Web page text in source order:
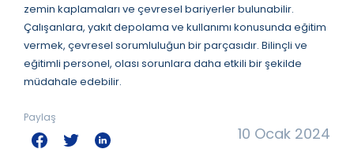
zemin kaplamaları ve çevresel bariyerler bulunabilir.
Çalışanlara, yakıt depolama ve kullanımı konusunda eğitim
vermek, çevresel sorumluluğun bir parçasıdır. Bilinçli ve
eğitimli personel, olası sorunlara daha etkili bir şekilde
müdahale edebilir.
10 Ocak 2024
Paylaş